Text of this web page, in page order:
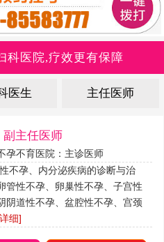
科医院,疗效更有保障
医生 主任医师
副主任医师
孕不育医院：主诊医师
不孕、内分泌疾病的诊断与治
管性不孕、卵巢性不孕、子宫性
阴道性不孕、盆腔性不孕、宫颈
细]